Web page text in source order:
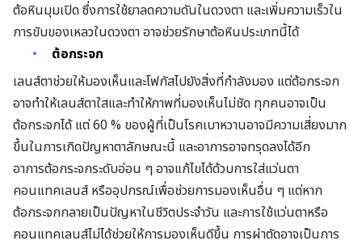
ต้อหินมุมเปิด ซึ่งการใช้ยาลดความดันในดวงตา และเพิ่มความเร็วใน
การขับของเหลวในดวงตา อาจช่วยรักษาต้อหินประเภทนี้ได้
ต้อกระจก
เลนส์ตาช่วยให้มองเห็นและโฟกัสไปยังสิ่งที่กำลังมอง แต่ต้อกระจก
อาจทำให้เลนส์ตาใสและทำให้ภาพที่มองเห็นไม่ชัด ทุกคนอาจเป็น
ต้อกระจกได้ แต่ 60 % ของผู้ที่เป็นโรคเบาหวานอาจมีความเสี่ยงมาก
ขึ้นในการเกิดปัญหาตาลักษณะนี้ และอาการอาจทรุดลงได้อีก
อาการต้อกระจกระดับอ่อน ๆ อาจแก้ไขได้ด้วบการใส่แว่นตา
คอนแทคเลนส์ หรืออุปกรณ์เพื่อช่วยการมองเห็นอื่น ๆ แต่หาก
ต้อกระจกกลายเป็นปัญหาในชีวิตประจำวัน และการใช้แว่นตาหรือ
คอนแทคเลนส์ไม่ได้ช่วยให้การมองเห็นดีขึ้น การผ่าตัดอาจเป็นการ